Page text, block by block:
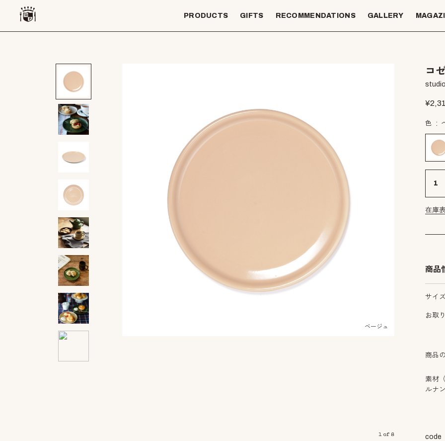
PRODUCTS GIFTS RECOMMENDATIONS GALLERY
ベージュ
1of 8
コ
¥
色
在庫
商品
サイ
お取
商品
素材
ルナ
code